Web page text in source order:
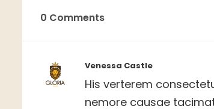
0 Comments
Venessa Castle
His verterem
nemore causae